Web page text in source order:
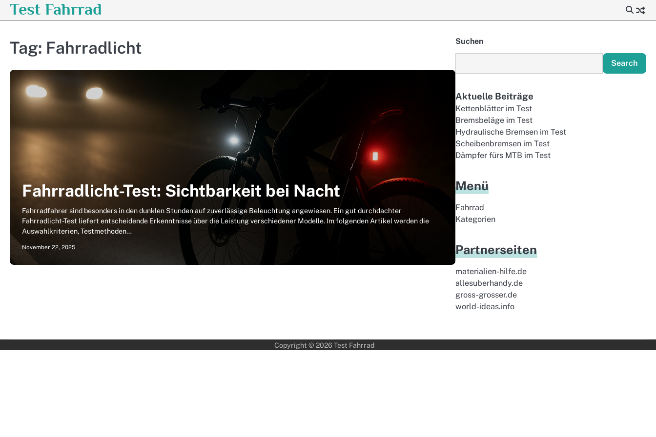
SkipTest Fahrrad
Tag: Fahrradlicht
Fahrradlicht-Test: Sichtbarkeit bei Nacht
Fahrradfahrer sind besonders in den dunklen Stunden auf zuverlässige Beleuchtung angewiesen. Ein gut durchdachter
Fahrradlicht-Test liefert entscheidende Erkenntnisse über die Leistung verschiedener Modelle. Im folgenden Artikel werden die
Auswahlkriterien, Testmethoden…
November 22, 2025
Suchen
Search
Aktuelle Beiträge
Kettenblätter im Test
Bremsbeläge im Test
Hydraulische Bremsen im Test
Scheibenbremsen im Test
Dämpfer fürs MTB im Test
Menü
Fahrrad
Kategorien
Partnerseiten
materialien-hilfe.de
allesuberhandy.de
gross-grosser.de
world-ideas.info
Copyright © 2026 Test Fahrrad